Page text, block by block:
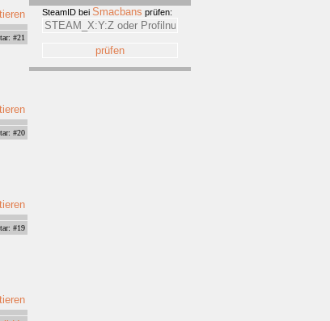
#21
#20
#19
SteamID bei Smacbans prüfen: